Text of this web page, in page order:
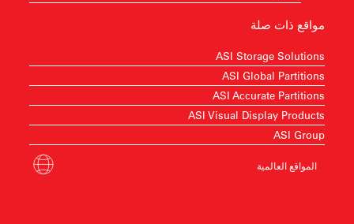
مواقع ذات صلة
ASI Storage Solutions
ASI Global Partitions
ASI Accurate Partitions
ASI Visual Display Products
ASI Group
المواقع العالمية